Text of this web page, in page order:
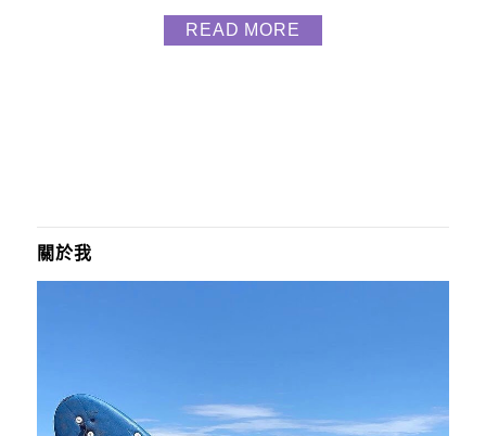
大自然 正所謂我家門前有大海~後面有山林!!!! 絕佳的
READ MORE
關於我